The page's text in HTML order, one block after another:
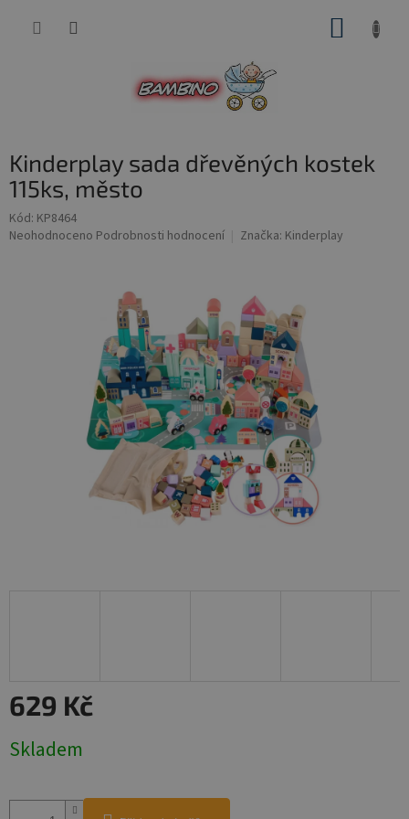
Kinderplay sada dřevěných kostek
115ks, město
Kód: KP8464
Průměrné
Neohodnoceno Podrobnosti hodnocení Značka: Kinderplay
629 Kč
cena:
Skladem